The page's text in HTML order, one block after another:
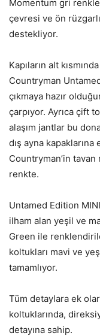
Momentum gri
çevresi ve ön
destekliyor.
Kapıların alt
Countryman
çıkmaya hazır
çarpıyor. Ayrıca çift
alaşım jantlar bu
dış ayna kapaklarına
Countryman’in tavan
renkte.
Untamed Edition
ilham alan yeşil ve
Green ile
koltukları mavi ve
tamamlıyor.
Tüm detaylara ek
koltuklarında,
detayına sahip.